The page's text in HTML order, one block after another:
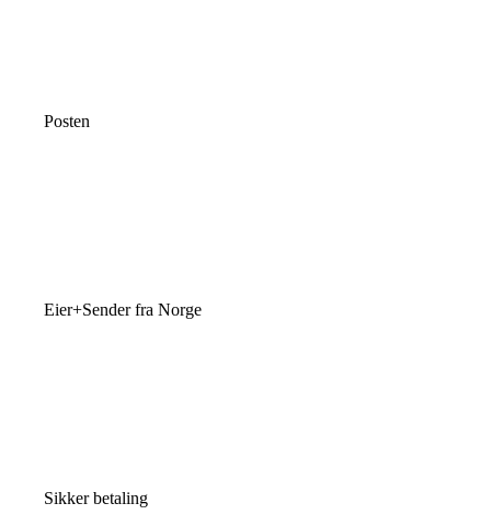
Posten
Eier+Sender fra Norge
Sikker betaling